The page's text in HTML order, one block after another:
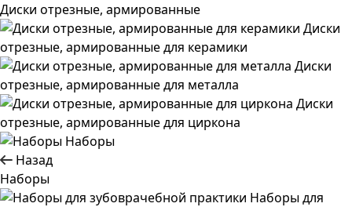
Диски отрезные, армированные
Диски
отрезные, армированные для керамики
Диски
отрезные, армированные для металла
Диски
отрезные, армированные для циркона
Наборы
Назад
Наборы
Наборы для